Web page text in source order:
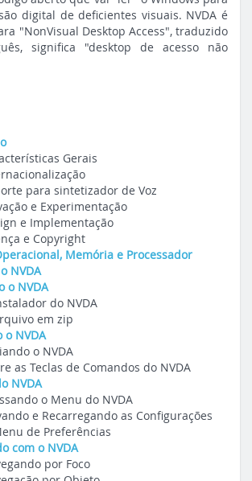
digital de deficientes visuais. NVDA é
"NonVisual Desktop Access", traduzido
significa "desktop de acesso não
Gerais
para sintetizador de Voz
e Experimentação
e Implementação
e Copyright
Memória e Processador
NVDA
o NVDA
do NVDA
em zip
o NVDA
o NVDA
as Teclas de Comandos do NVDA
NVDA
o Menu do NVDA
e Recarregando as Configurações
de Preferências
com o NVDA
por Foco